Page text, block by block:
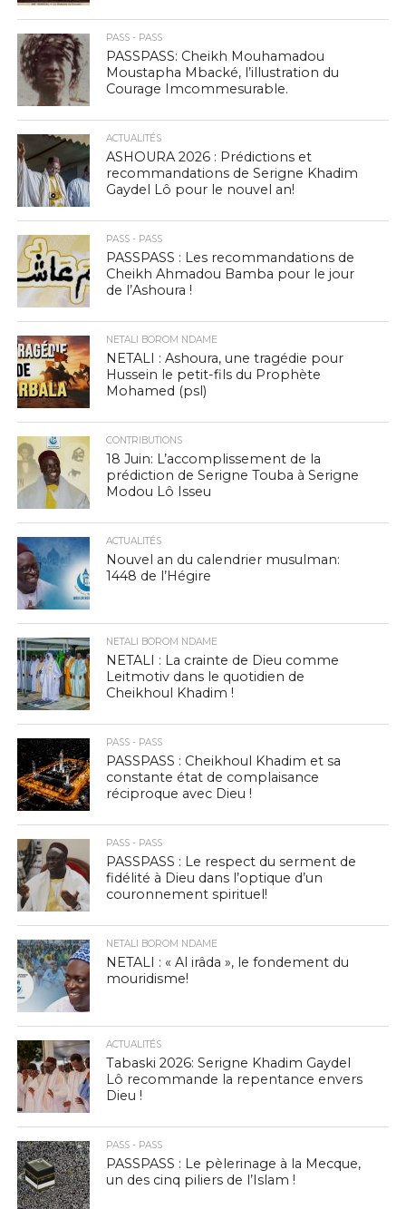
PASS - PASS
PASSPASS: Cheikh Mouhamadou
Moustapha Mbacké, l’illustration du
Courage Imcommesurable.
ACTUALITÉS
ASHOURA 2026 : Prédictions et
recommandations de Serigne Khadim
Gaydel Lô pour le nouvel an!
PASS - PASS
PASSPASS : Les recommandations de
Cheikh Ahmadou Bamba pour le jour
de l’Ashoura !
NETALI BOROM NDAME
NETALI : Ashoura, une tragédie pour
Hussein le petit-fils du Prophète
Mohamed (psl)
CONTRIBUTIONS
18 Juin: L’accomplissement de la
prédiction de Serigne Touba à Serigne
Modou Lô Isseu
ACTUALITÉS
Nouvel an du calendrier musulman:
1448 de l’Hégire
NETALI BOROM NDAME
NETALI : La crainte de Dieu comme
Leitmotiv dans le quotidien de
Cheikhoul Khadim !
PASS - PASS
PASSPASS : Cheikhoul Khadim et sa
constante état de complaisance
réciproque avec Dieu !
PASS - PASS
PASSPASS : Le respect du serment de
fidélité à Dieu dans l’optique d’un
couronnement spirituel!
NETALI BOROM NDAME
NETALI : « Al irâda », le fondement du
mouridisme!
ACTUALITÉS
Tabaski 2026: Serigne Khadim Gaydel
Lô recommande la repentance envers
Dieu !
PASS - PASS
PASSPASS : Le pèlerinage à la Mecque,
un des cinq piliers de l’Islam !